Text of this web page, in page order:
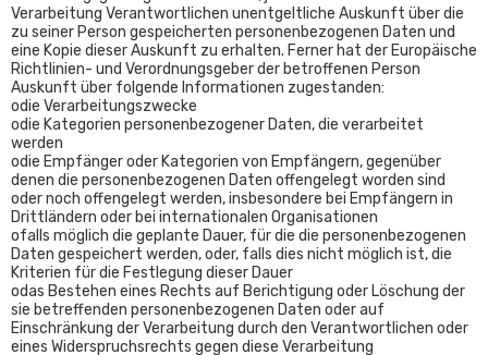
Verarbeitung Verantwortlichen unentgeltliche Auskunft über die
zu seiner Person gespeicherten personenbezogenen Daten und
eine Kopie dieser Auskunft zu erhalten. Ferner hat der Europäische
Richtlinien- und Verordnungsgeber der betroffenen Person
Auskunft über folgende Informationen zugestanden:
odie Verarbeitungszwecke
odie Kategorien personenbezogener Daten, die verarbeitet
werden
odie Empfänger oder Kategorien von Empfängern, gegenüber
denen die personenbezogenen Daten offengelegt worden sind
oder noch offengelegt werden, insbesondere bei Empfängern in
Drittländern oder bei internationalen Organisationen
ofalls möglich die geplante Dauer, für die die personenbezogenen
Daten gespeichert werden, oder, falls dies nicht möglich ist, die
Kriterien für die Festlegung dieser Dauer
odas Bestehen eines Rechts auf Berichtigung oder Löschung der
sie betreffenden personenbezogenen Daten oder auf
Einschränkung der Verarbeitung durch den Verantwortlichen oder
eines Widerspruchsrechts gegen diese Verarbeitung